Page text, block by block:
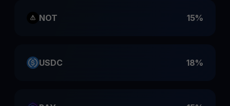
NOT 15%
USDC 18%